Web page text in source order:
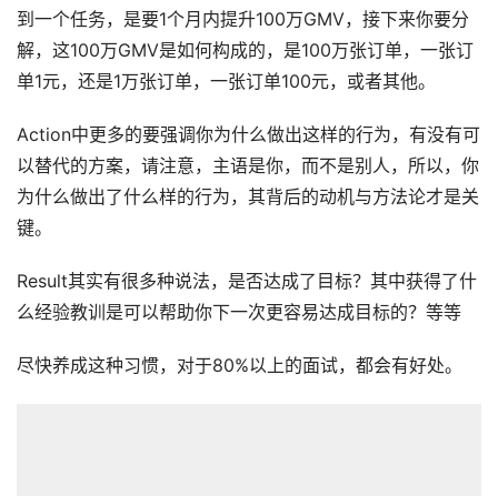
到一个任务，是要1个月内提升100万GMV，接下来你要分
解，这100万GMV是如何构成的，是100万张订单，一张订
单1元，还是1万张订单，一张订单100元，或者其他。
Action中更多的要强调你为什么做出这样的行为，有没有可
以替代的方案，请注意，主语是你，而不是别人，所以，你
为什么做出了什么样的行为，其背后的动机与方法论才是关
键。
Result其实有很多种说法，是否达成了目标？其中获得了什
么经验教训是可以帮助你下一次更容易达成目标的？等等
尽快养成这种习惯，对于80%以上的面试，都会有好处。